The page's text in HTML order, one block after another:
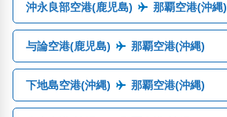
沖永良部空港(鹿児島) 那覇空港(沖縄)
与論空港(鹿児島) 那覇空港(沖縄)
下地島空港(沖縄) 那覇空港(沖縄)